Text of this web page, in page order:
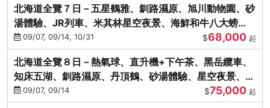
北海道全覽７日－五星鶴雅、釧路濕原、旭川動物園、砂
湯體驗、JR列車、米其林星空夜景、海鮮和牛八大螃
蟹、卡哇依熊牧場
09/07, 09/14, 10/31 $68,000 起
北海道全覽８日－熱氣球、直升機+下午茶、黑岳纜車、
知床五湖、釧路濕原、丹頂鶴、砂湯體驗、星空夜景、洞
爺花火、螃蟹懷石料理
09/07, 09/14 $75,000 起